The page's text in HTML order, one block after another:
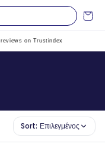
reviews on Trustindex
Sort: Επιλεγμένος